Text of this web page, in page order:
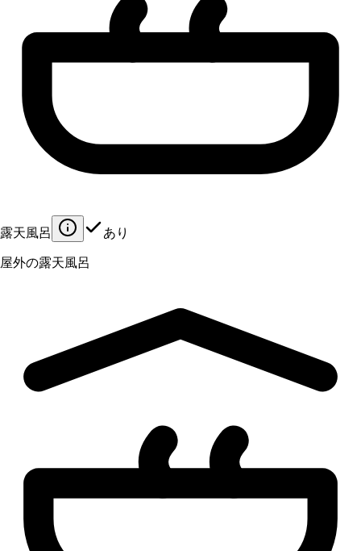
露天風呂 あり
屋外の露天風呂